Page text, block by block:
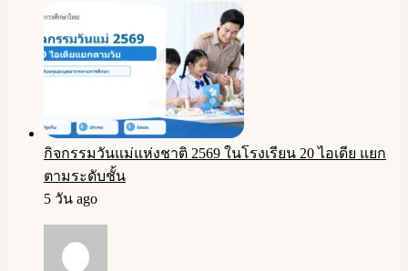
กิจกรรมวันแม่แห่งชาติ 2569 ในโรงเรียน 20 ไอเดีย แยก
ตามระดับชั้น
5 วัน ago